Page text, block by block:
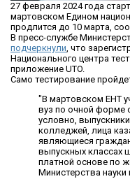
27 февраля 2024 года
мартовском Едином
продлится до 10 марта,
В пресс-службе
подчеркнули, что
Национального центра
приложение UTO.
Само тестирование
"В мартовском ЕНТ
вуз по очной форме
условно,
колледжей, лица
являющиеся
выпускных классах
платной основе по
Министерства